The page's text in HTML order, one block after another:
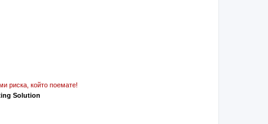
риска, който поемате!
Solution